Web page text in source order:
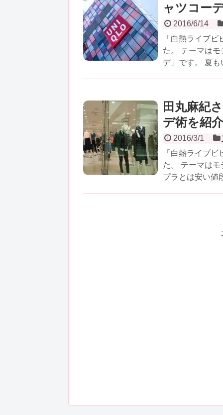
ャツコー
2016/6/14
「白熱ライブ
た。 テーマは
デ」です。 夏も
田丸麻紀
デ術を紹介
2016/3/1
「白熱ライブ
た。 テーマは
プラとは安い値